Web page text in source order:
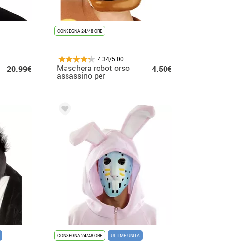
20.99€
CONSEGNA 24/48 ORE
4.34/5.00
Maschera robot orso
assassino per
4.50€
CONSEGNA 24/48 ORE ULTIME UNITÀ